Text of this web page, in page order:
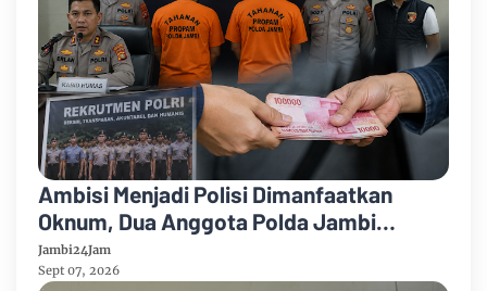
Ambisi Menjadi Polisi Dimanfaatkan
Oknum, Dua Anggota Polda Jambi
Diduga Tipu Calon Bintara dengan Janji
Kelulusan
Jambi24Jam
Sept 07, 2026